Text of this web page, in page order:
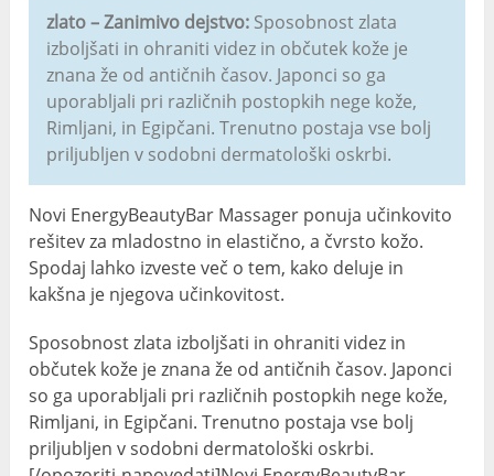
zlato – Zanimivo dejstvo: Sposobnost zlata
izboljšati in ohraniti videz in občutek kože je
znana že od antičnih časov. Japonci so ga
uporabljali pri različnih postopkih nege kože,
Rimljani, in Egipčani. Trenutno postaja vse bolj
priljubljen v sodobni dermatološki oskrbi.
Novi EnergyBeautyBar Massager ponuja učinkovito
rešitev za mladostno in elastično, a čvrsto kožo.
Spodaj lahko izveste več o tem, kako deluje in
kakšna je njegova učinkovitost.
Sposobnost zlata izboljšati in ohraniti videz in
občutek kože je znana že od antičnih časov. Japonci
so ga uporabljali pri različnih postopkih nege kože,
Rimljani, in Egipčani. Trenutno postaja vse bolj
priljubljen v sodobni dermatološki oskrbi.